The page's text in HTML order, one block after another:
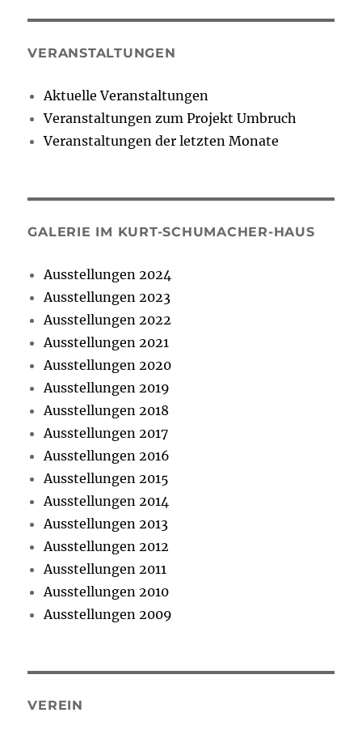
VERANSTALTUNGEN
Aktuelle Veranstaltungen
Veranstaltungen zum Projekt Umbruch
Veranstaltungen der letzten Monate
GALERIE IM KURT-SCHUMACHER-HAUS
Ausstellungen 2024
Ausstellungen 2023
Ausstellungen 2022
Ausstellungen 2021
Ausstellungen 2020
Ausstellungen 2019
Ausstellungen 2018
Ausstellungen 2017
Ausstellungen 2016
Ausstellungen 2015
Ausstellungen 2014
Ausstellungen 2013
Ausstellungen 2012
Ausstellungen 2011
Ausstellungen 2010
Ausstellungen 2009
VEREIN